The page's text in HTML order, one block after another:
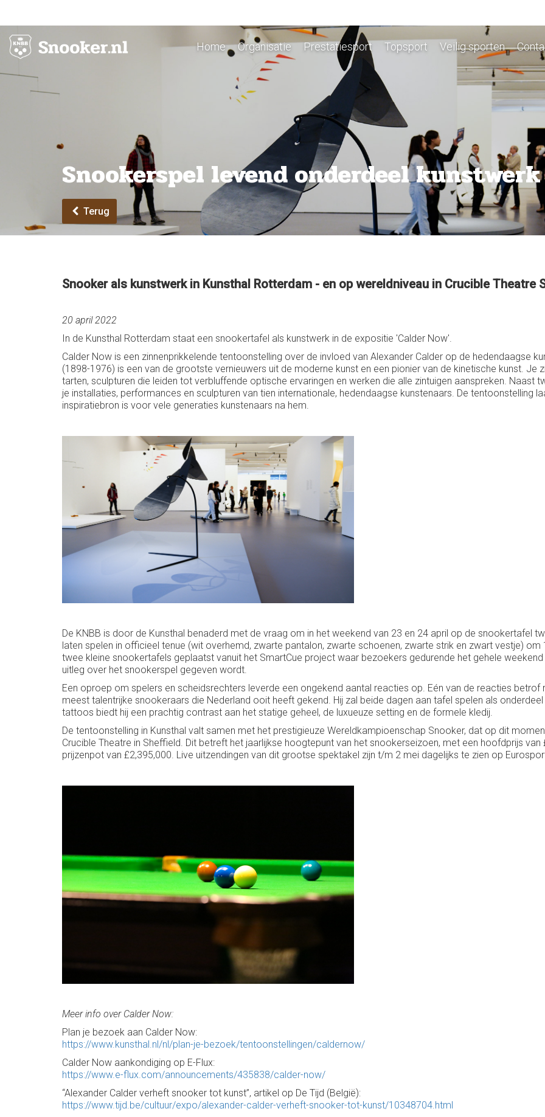
Home Organisatie Prestatiesport Topsport Veilig sporten
Snookerspel levend onderdeel kunstwerk
Terug
Snooker als kunstwerk in Kunsthal Rotterdam - en op wereldniveau in Crucible Theatre
20 april 2022
In de Kunsthal Rotterdam staat een snookertafel als kunstwerk in de expositie 'Calder Now'.
Calder Now is een zinnenprikkelende tentoonstelling over de invloed van Alexander Calder op de hedendaagse
(1898-1976) is een van de grootste vernieuwers uit de moderne kunst en een pionier van de kinetische kunst.
tarten, sculpturen die leiden tot verbluffende optische ervaringen en werken die alle zintuigen aanspreken. Naast
je installaties, performances en sculpturen van tien internationale, hedendaagse kunstenaars. De tentoonstelling
inspiratiebron is voor vele generaties kunstenaars na hem.
De KNBB is door de Kunsthal benaderd met de vraag om in het weekend van 23 en 24 april op de snookertafel
laten spelen in officieel tenue (wit overhemd, zwarte pantalon, zwarte schoenen, zwarte strik en zwart vestje) om
twee kleine snookertafels geplaatst vanuit het SmartCue project waar bezoekers gedurende het gehele
uitleg over het snookerspel gegeven wordt.
Een oproep om spelers en scheidsrechters leverde een ongekend aantal reacties op. Eén van de reacties
meest talentrijke snookeraars die Nederland ooit heeft gekend. Hij zal beide dagen aan tafel spelen als
tattoos biedt hij een prachtig contrast aan het statige geheel, de luxueuze setting en de formele kledij.
De tentoonstelling in Kunsthal valt samen met het prestigieuze Wereldkampioenschap Snooker, dat op dit
Crucible Theatre in Sheffield. Dit betreft het jaarlijkse hoogtepunt van het snookerseizoen, met een hoofdprijs
prijzenpot van £2,395,000. Live uitzendingen van dit grootse spektakel zijn t/m 2 mei dagelijks te zien op
Meer info over Calder Now:
Plan je bezoek aan Calder Now:
https://www.kunsthal.nl/nl/plan-je-bezoek/tentoonstellingen/caldernow/
Calder Now aankondiging op E-Flux:
https://www.e-flux.com/announcements/435838/calder-now/
“Alexander Calder verheft snooker tot kunst”, artikel op De Tijd (België):
https://www.tijd.be/cultuur/expo/alexander-calder-verheft-snooker-tot-kunst/10348704.html